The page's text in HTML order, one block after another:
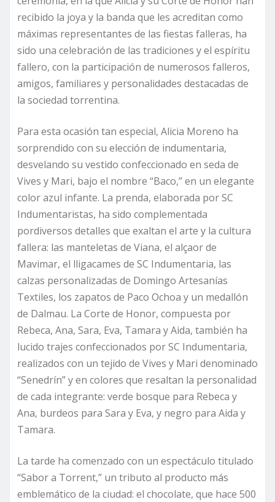
recibido la joya y la banda que les acreditan como
máximas representantes de las fiestas falleras, ha
sido una celebración de las tradiciones y el espíritu
fallero, con la participación de numerosos falleros,
amigos, familiares y personalidades destacadas de
la sociedad torrentina.
Para esta ocasión tan especial, Alicia Moreno ha
sorprendido con su elección de indumentaria,
desvelando su vestido confeccionado en seda de
Vives y Mari, bajo el nombre “Baco,” en un elegante
color azul infante. La prenda, elaborada por SC
Indumentaristas, ha sido complementada
pordiversos detalles que exaltan el arte y la cultura
fallera: las manteletas de Viana, el alçaor de
Mavimar, el lligacames de SC Indumentaria, las
calzas personalizadas de Domingo Artesanías
Textiles, los zapatos de Paco Ochoa y un medallón
de Dalmau. La Corte de Honor, compuesta por
Rebeca, Ana, Sara, Eva, Tamara y Aida, también ha
lucido trajes confeccionados por SC Indumentaria,
realizados con un tejido de Vives y Mari denominado
“Senedrín” y en colores que resaltan la personalidad
de cada integrante: verde bosque para Rebeca y
Ana, burdeos para Sara y Eva, y negro para Aida y
Tamara.
La tarde ha comenzado con un espectáculo titulado
“Sabor a Torrent,” un tributo al producto más
emblemático de la ciudad: el chocolate, que hace 500